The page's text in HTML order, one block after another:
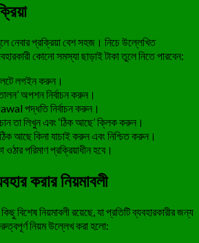
নেবার প্রক্রিয়া বেশ সহজ। নিচে উল্লেখিত
কোনো সমস্যা ছাড়াই টাকা তুলে নিতে পারবেন:
লগইন করুন।
অপশন নির্বাচন করুন।
পদ্ধতি নির্বাচন করুন।
তা লিখুন এবং ‘ঠিক আছে’ ক্লিক করুন।
আছে কিনা যাচাই করুন এবং নিশ্চিত করুন।
ওঠার পরিমাণ প্রক্রিয়াধীন হবে।
করার নিয়মাবলী
বিশেষ নিয়মাবলী রয়েছে, যা প্রতিটি ব্যবহারকারীর জন্য
নিয়ম উল্লেখ করা হলো: